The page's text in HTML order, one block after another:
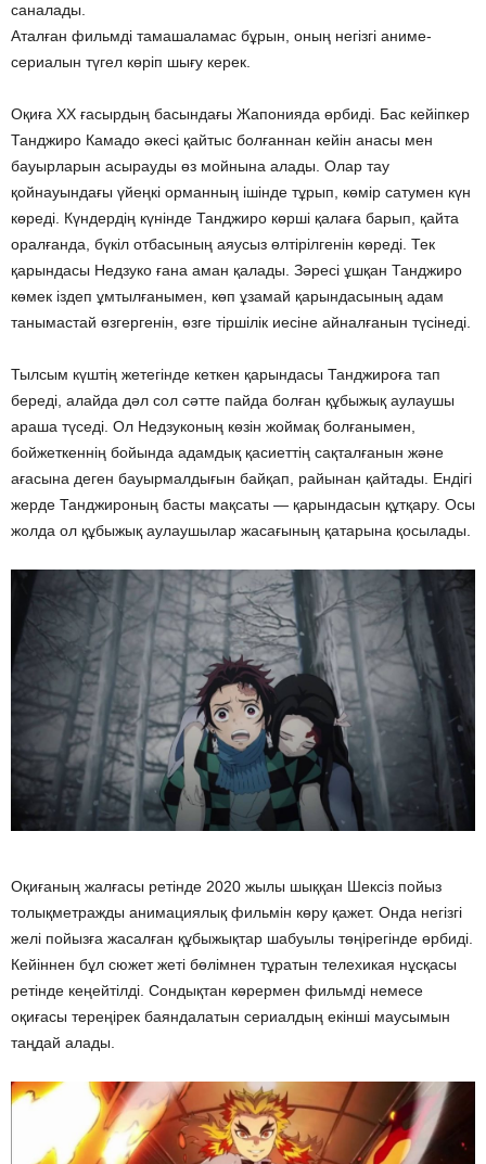
саналады.
Аталған фильмді тамашаламас бұрын, оның негізгі аниме-
сериалын түгел көріп шығу керек.
Оқиға ХХ ғасырдың басындағы Жапонияда өрбиді. Бас кейіпкер
Танджиро Камадо әкесі қайтыс болғаннан кейін анасы мен
бауырларын асырауды өз мойнына алады. Олар тау
қойнауындағы үйеңкі орманның ішінде тұрып, көмір сатумен күн
көреді. Күндердің күнінде Танджиро көрші қалаға барып, қайта
оралғанда, бүкіл отбасының аяусыз өлтірілгенін көреді. Тек
қарындасы Недзуко ғана аман қалады. Зәресі ұшқан Танджиро
көмек іздеп ұмтылғанымен, көп ұзамай қарындасының адам
танымастай өзгергенін, өзге тіршілік иесіне айналғанын түсінеді.
Тылсым күштің жетегінде кеткен қарындасы Танджироға тап
береді, алайда дәл сол сәтте пайда болған құбыжық аулаушы
араша түседі. Ол Недзуконың көзін жоймақ болғанымен,
бойжеткеннің бойында адамдық қасиеттің сақталғанын және
ағасына деген бауырмалдығын байқап, райынан қайтады. Ендігі
жерде Танджироның басты мақсаты — қарындасын құтқару. Осы
жолда ол құбыжық аулаушылар жасағының қатарына қосылады.
Оқиғаның жалғасы ретінде 2020 жылы шыққан Шексіз пойыз
толықметражды анимациялық фильмін көру қажет. Онда негізгі
желі пойызға жасалған құбыжықтар шабуылы төңірегінде өрбиді.
Кейіннен бұл сюжет жеті бөлімнен тұратын телехикая нұсқасы
ретінде кеңейтілді. Сондықтан көрермен фильмді немесе
оқиғасы тереңірек баяндалатын сериалдың екінші маусымын
таңдай алады.